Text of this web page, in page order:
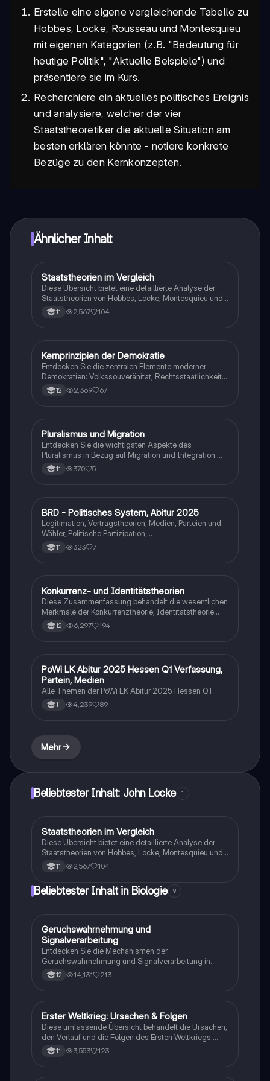
Erstelle eine eigene vergleichende Tabelle zu
Hobbes, Locke, Rousseau und Montesquieu
mit eigenen Kategorien (z.B. "Bedeutung für
heutige Politik", "Aktuelle Beispiele") und
präsentiere sie im Kurs.
Recherchiere ein aktuelles politisches Ereignis
und analysiere, welcher der vier
Staatstheoretiker die aktuelle Situation am
besten erklären könnte - notiere konkrete
Bezüge zu den Kernkonzepten.
Ähnlicher Inhalt
Geschichte
Staatstheorien im Vergleich
Diese Übersicht bietet eine detaillierte Analyse der
Staatstheorien von Hobbes, Locke, Montesquieu und
Rousseau. Erfahren Sie mehr über den
Gesellschaftsvertrag, Gewaltenteilung und die
11 2,567 104
Wirtschaft und Recht
Kernprinzipien der Demokratie
Entdecken Sie die zentralen Elemente moderner
Demokratien: Volkssouveränität, Rechtsstaatlichkeit,
Gewaltenteilung und Pluralismus. Diese
Zusammenfassung bietet einen klaren Überblick über
und Rechtswissenschaft.
12 2,369 67
Biologie
Pluralismus und Migration
Entdecken Sie die wichtigsten Aspekte des
Pluralismus in Bezug auf Migration und Integration.
Diese Zusammenfassung bietet eine klare Übersicht
über die Vielfalt der Gesellschaften, die Rolle von
Auswirkungen auf die Demokratie auseinandersetzen.
11 370 5
Politik und Sozialkunde
BRD - Politisches System, Abitur 2025
Legitimation, Vertragstheorien, Medien, Parteien und
Wähler, Politische Partizipation,
Lobbyismus/Pluralismus/Interessenverbände,
Kontrolle und EU-Gesetzgebung,
11 323 7
Gesch./Soz./pol. Bildung
Konkurrenz- und Identitätstheorien
Diese Zusammenfassung behandelt die wesentlichen
Merkmale der Konkurrenztheorie, Identitätstheorie
und Pluralismustheorie. Sie umfasst das Verhältnis
zwischen Bürgern und Regierenden, die
und Demokratie. Typ: Zusammenfassung.
12 6,297 194
Wirtschaft und Recht
PoWi LK Abitur 2025 Hessen Q1 Verfassung,
Partein, Medien
Alle Themen der PoWi LK Abitur 2025 Hessen Q1.
11 4,239 89
Mehr
Beliebtester Inhalt: John Locke 1
Geschichte
Staatstheorien im Vergleich
Diese Übersicht bietet eine detaillierte Analyse der
Staatstheorien von Hobbes, Locke, Montesquieu und
Rousseau. Erfahren Sie mehr über den
Gesellschaftsvertrag, Gewaltenteilung und die
Ideal für Studierende der Politikwissenschaft und
11 2,567 104
Beliebtester Inhalt in Biologie 9
Biologie
Geruchswahrnehmung und
Signalverarbeitung
Entdecken Sie die Mechanismen der
Geruchswahrnehmung und Signalverarbeitung in
Nervenzellen. Diese Übungsaufgaben für das
mündliche Abitur in Neurobiologie behandeln
Studierende, die sich auf Prüfungen vorbereiten.
12 14,131 213
Geschichte
Erster Weltkrieg: Ursachen & Folgen
Diese umfassende Übersicht behandelt die Ursachen,
den Verlauf und die Folgen des Ersten Weltkriegs.
Erfahren Sie mehr über die Julikrise 1914, die
Kriegsziele der Großmächte, den Schlieffen-Plan, den
11 3,553 123